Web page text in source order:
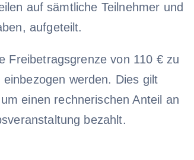
auf sämtliche Teilnehmer und
aufgeteilt.
Freibetragsgrenze von 110 € zu
werden. Dies gilt
einen rechnerischen Anteil an
bezahlt.